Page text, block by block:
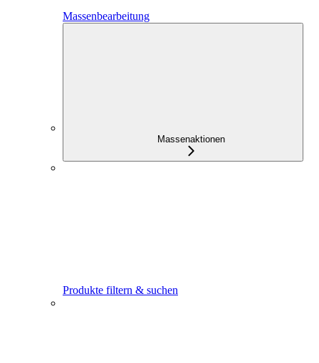
Massenbearbeitung
Massenaktionen
Produkte filtern & suchen